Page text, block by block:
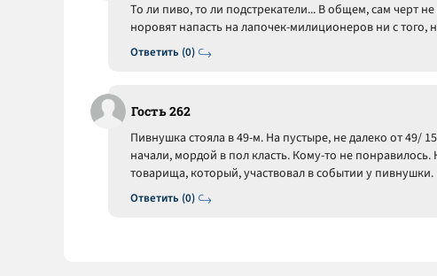
Ответить (0)
То ли пиво, то ли подстрекатели... В общем, сам черт
норовят напасть на лапочек-милиционеров ни с того,
Гость 262
Ответить (0)
Пивнушка стояла в 49-м. На пустыре, не далеко от 49/
начали, мордой в пол класть. Кому-то не
товарища, который, участвовал в событии у пивнушки.